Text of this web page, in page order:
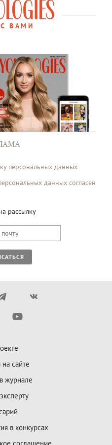
ВАМИ
персональных данных
данных согласен
рассылку
сайте
журнале
в конкурсах